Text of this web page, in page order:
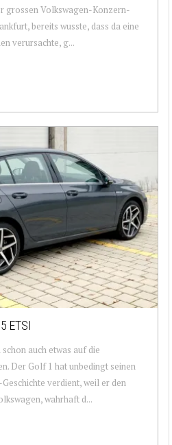
grossen Volkswagen-Konzern-
bereits wusste, dass da eine
verursachte, g...
ETSI
auch etwas auf die
Der Golf 1 hat unbedingt seinen
verdient, weil er den
wahrhaft d...